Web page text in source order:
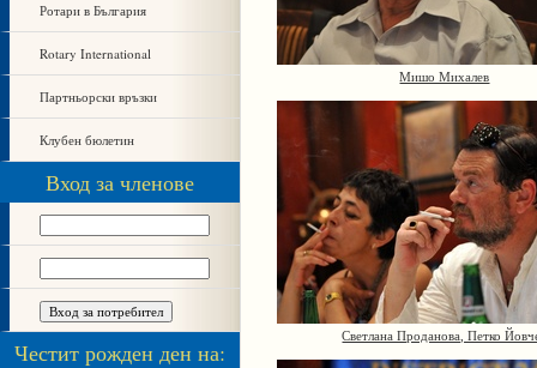
Ротари в България
Rotary International
Партньорски връзки
Клубен бюлетин
Вход за членове
Честит рожден ден на:
Мишо Михалев
Светлана Проданова, Петко